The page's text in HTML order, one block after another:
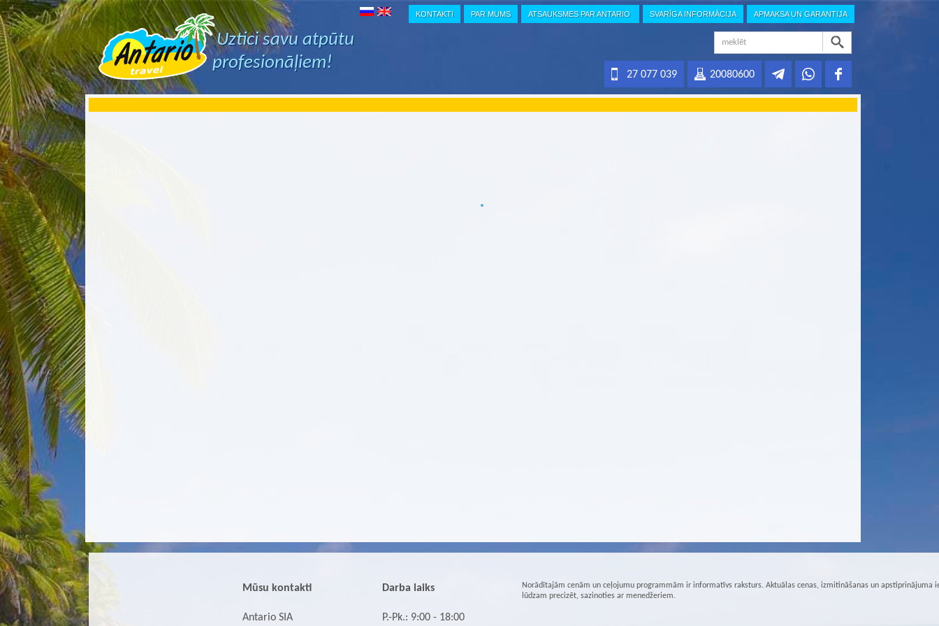
KONTAKTI PAR MUMS ATSAUKSMES PAR ANTARIO SVARĪGA INFORMĀCIJA APMAKSA UN GARANTIJA
Uztici savu atpūtu
profesionāļiem!
20080600
27 077 039
Mūsu kontakti
Antario SIA
Darba laiks
P.-Pk.: 9:00 - 18:00
Norādītajām cenām un ceļojumu programmām ir informatīvs raksturs. Aktuālas cenas, izmitināšanas un apstiprinājuma
lūdzam precizēt, sazinoties ar menedžeriem.